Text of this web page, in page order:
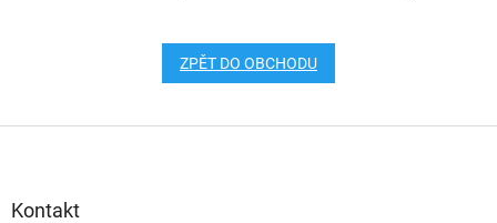
ZPĚT DO OBCHODU
Kontakt